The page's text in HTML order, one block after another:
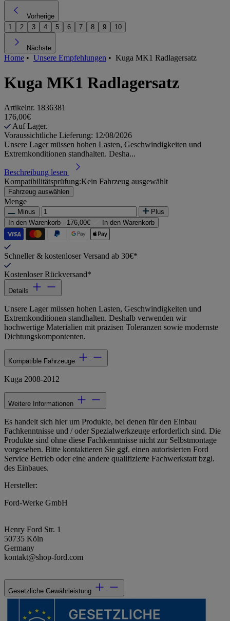
Vorherige
1
2 3 4 5 6 7 8 9 10
Nächste
Home • Unsere Empfehlungen • Kuga MK1 Radlagersatz
Kuga MK1 Radlagersatz
Artikelnr. 1836381
176,00€
Auf Lager.
Voraussichtliche Lieferung: 12/08/2026
Unsere Lager müssen hohen Lasten, Geschwindigkeiten und
Extremkonditionen standhalten. Desha...
Beschreibung lesen
Kompatibilitätsprüfung:Kein Fahrzeug ausgewählt
Fahrzeug auswählen
Menge
Minus
Plus
In den Warenkorb - 176,00€ In den Warenkorb
Schneller & kostenloser Versand ab 30€*
Kostenloser Rückversand*
Details
Unsere Lager müssen hohen Lasten, Geschwindigkeiten und
Extremkonditionen standhalten. Deshalb verwenden wir
hochwertige Materialien mit präzisen Toleranzen sowie modernste
Dichtungskompontenten.
Kompatible Fahrzeuge
Kuga 2008-2012
Weitere Informationen
Es handelt sich hier um Produkte, bei denen für den Einbau
Fachkenntnisse und / oder Spezialwerkzeuge erforderlich sind. Die
Produkte sind ohne diese Fachkenntnisse nicht zur Selbstmontage
vorgesehen. Bitte kontaktieren Sie ggf. einen autorisierten Ford
Service Betrieb oder eine andere qualifizierte Fachwerkstatt bzgl.
des Einbaues.
Hersteller:
Ford-Werke GmbH
Henry Ford Str. 1
50735 Köln
Germany
kontakt@shop-ford.com
Gesetzliche Gewährleistung